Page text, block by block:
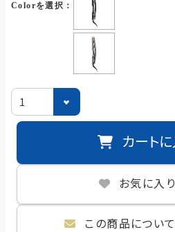
Colorを選択：
カート
お気に入
この商品につい